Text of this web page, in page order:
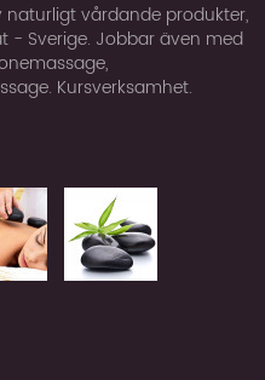
naturligt vårdande produkter,
- Sverige. Jobbar även med
Kursverksamhet.